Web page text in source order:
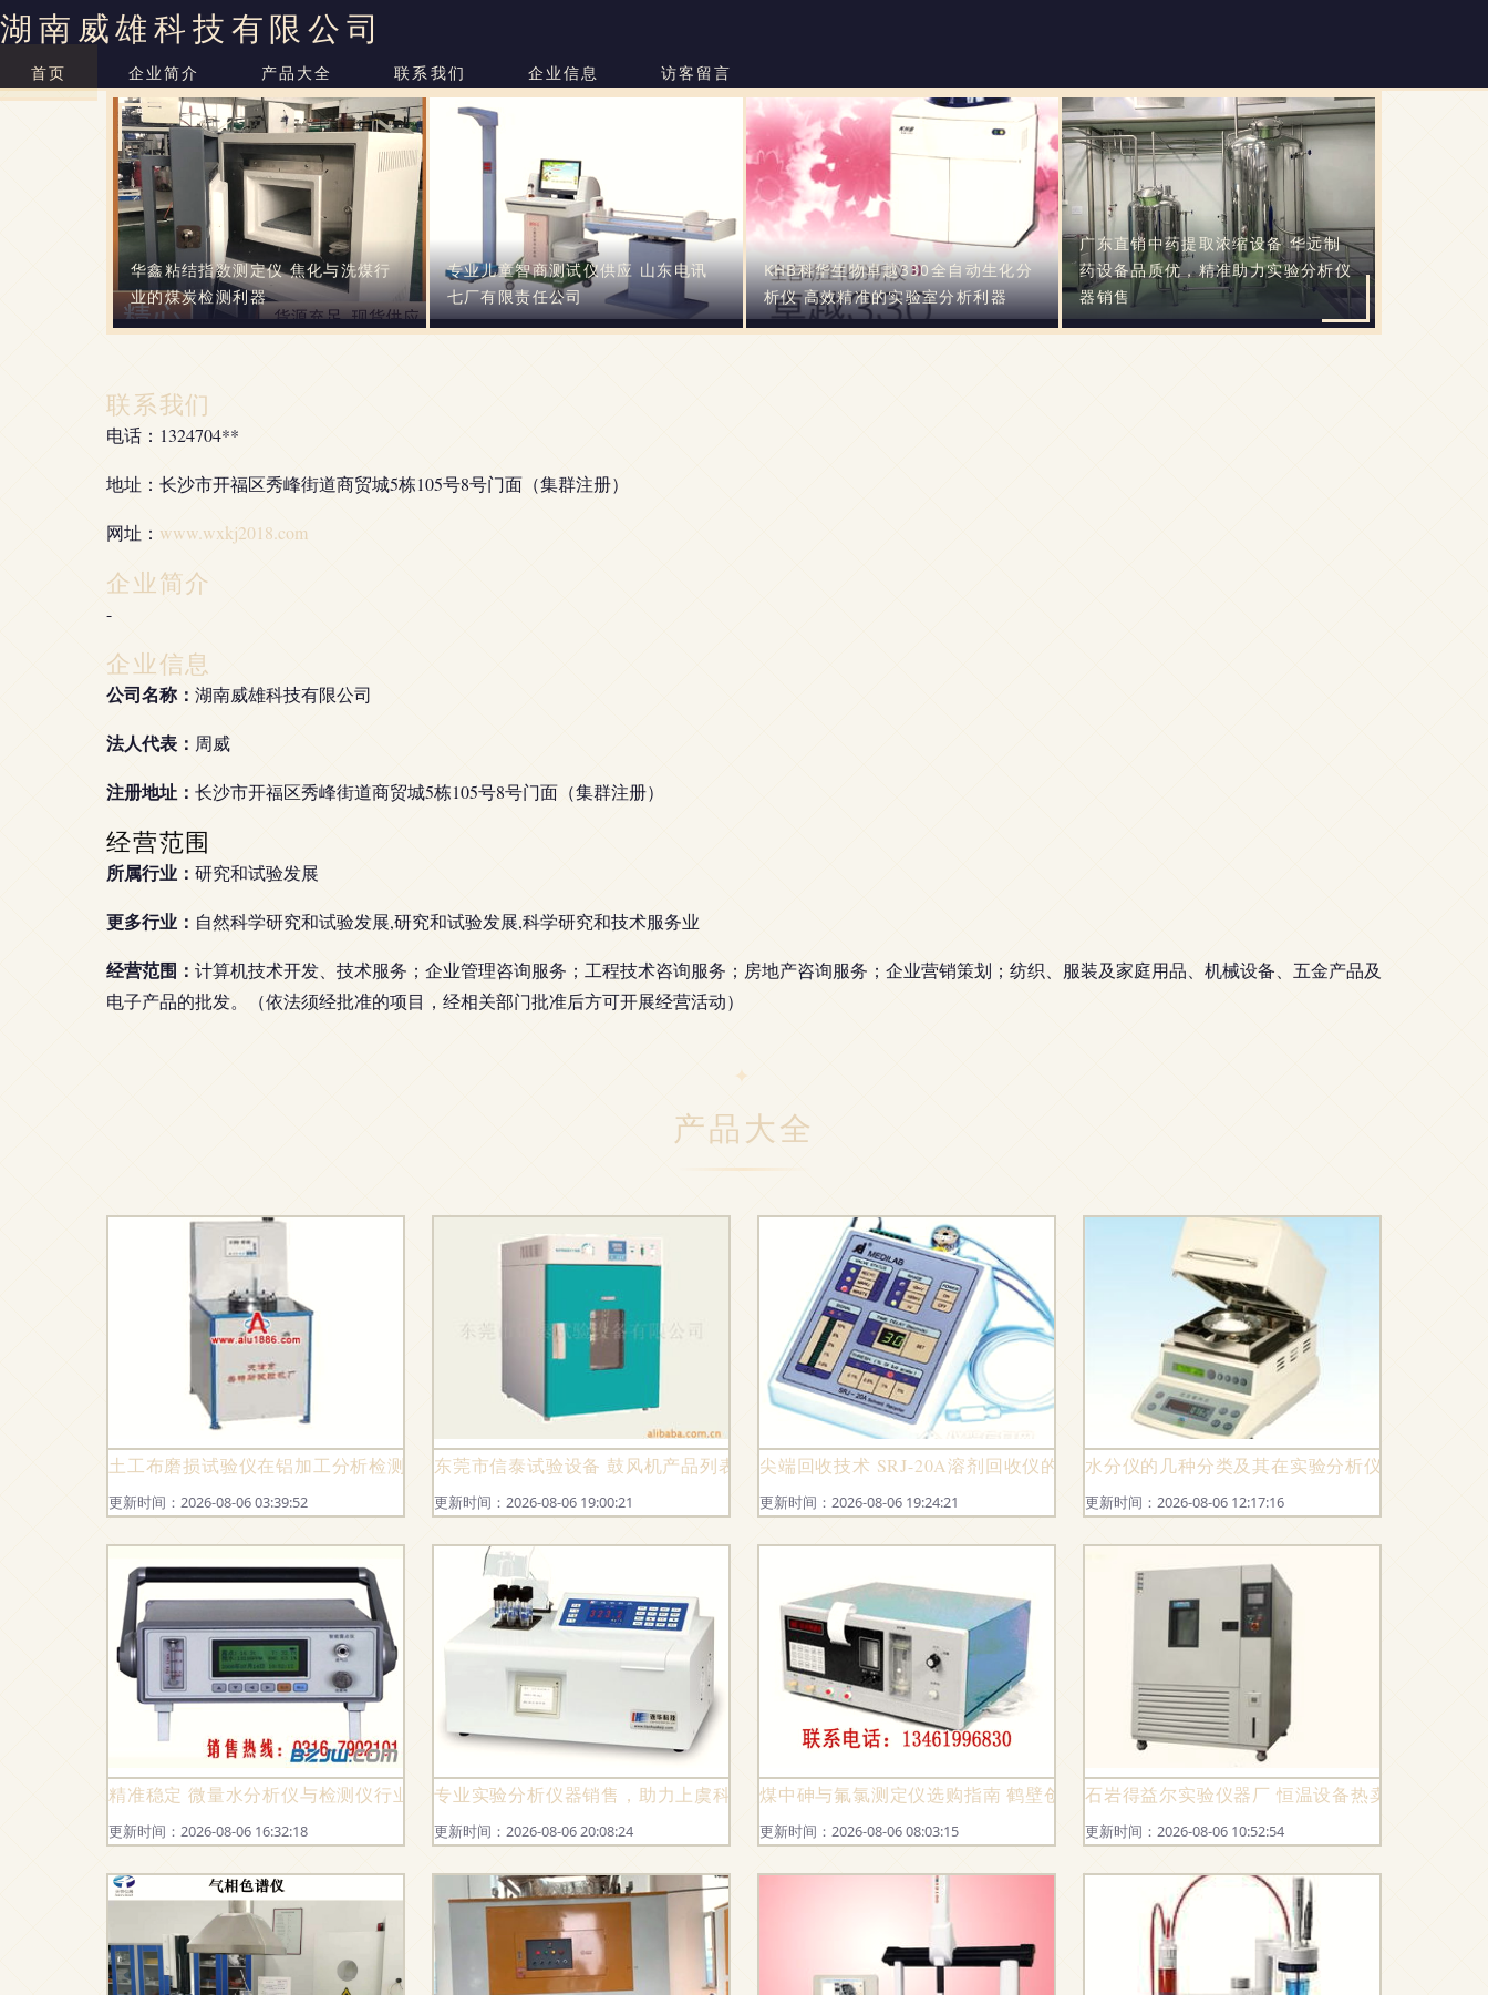
湖南威雄科技有限公司
首页 企业简介 产品大全 联系我们 企业信息 访客留言
华鑫粘结指数测定仪 焦化与洗煤行
业的煤炭检测利器
专业儿童智商测试仪供应 山东电讯
七厂有限责任公司
KHB科华生物卓越330全自动生化分
析仪 高效精准的实验室分析利器
广东直销中药提取浓缩设备 华远制
药设备品质优，精准助力实验分析仪
器销售
联系我们
电话：1324704**
地址：长沙市开福区秀峰街道商贸城5栋105号8号门面（集群注册）
网址： www.wxkj2018.com
企业简介
-
企业信息
公司名称： 湖南威雄科技有限公司
法人代表： 周威
注册地址： 长沙市开福区秀峰街道商贸城5栋105号8号门面（集群注册）
经营范围
所属行业： 研究和试验发展
更多行业： 自然科学研究和试验发展,研究和试验发展,科学研究和技术服务业
经营范围： 计算机技术开发、技术服务；企业管理咨询服务；工程技术咨询服务；房地产咨询服务；企业营销策划；纺织、服装及家庭用品、机械设备、五金产品及
电子产品的批发。（依法须经批准的项目，经相关部门批准后方可开展经营活动）
产品大全
土工布磨损试验仪在铝加工分析检测中的应用探析
更新时间：2026-08-06 03:39:52
东莞市信泰试验设备 鼓风机产品列表
更新时间：2026-08-06 19:00:21
尖端回收技术 SRJ-20A溶剂回收仪的多领域分析效能与市场价值
更新时间：2026-08-06 19:24:21
水分仪的几种分类及其在实验分析仪器销售中的
更新时间：2026-08-06 12:17:16
精准稳定 微量水分析仪与检测仪行业应用与选购指南
更新时间：2026-08-06 16:32:18
专业实验分析仪器销售，助力上虞科研与产业升级——上虞艾科仪器设备销售部“装备清单”解析
更新时间：2026-08-06 20:08:24
煤中砷与氟氯测定仪选购指南 鹤壁创新仪器的专业之选
更新时间：2026-08-06 08:03:15
石岩得益尔实验仪器厂 恒温设备热卖的优势与市
更新时间：2026-08-06 10:52:54